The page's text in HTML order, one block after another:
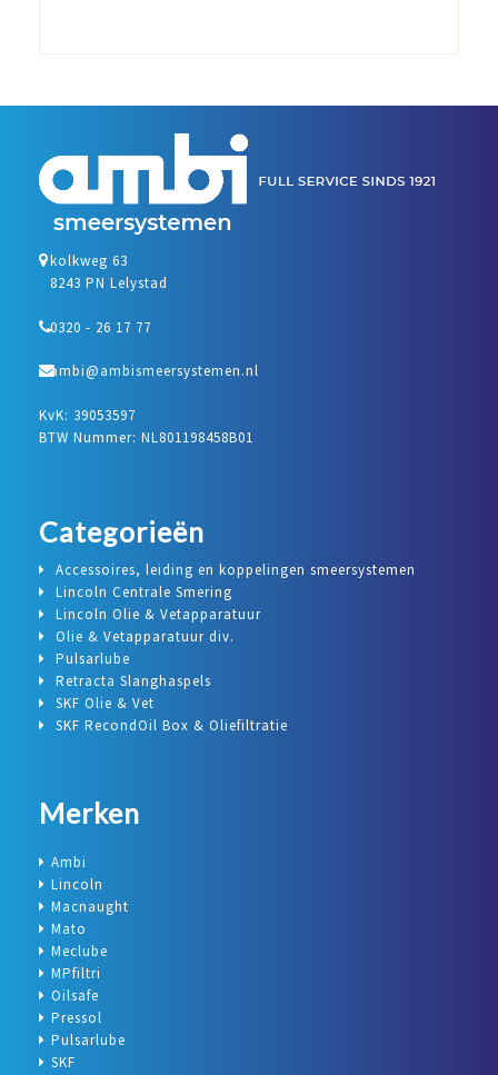
kolkweg 63
8243 PN Lelystad
0320 - 26 17 77
ambi@ambismeersystemen.nl
KvK: 39053597
BTW Nummer: NL801198458B01
Categorieën
Accessoires, leiding en koppelingen smeersystemen
Lincoln Centrale Smering
Lincoln Olie & Vetapparatuur
Olie & Vetapparatuur div.
Pulsarlube
Retracta Slanghaspels
SKF Olie & Vet
SKF RecondOil Box & Oliefiltratie
Merken
Ambi
Lincoln
Macnaught
Mato
Meclube
MPfiltri
Oilsafe
Pressol
Pulsarlube
SKF